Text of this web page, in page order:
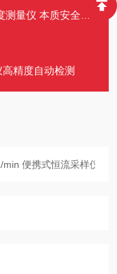
全防爆 红外激光 无需滤膜
精度自动检测